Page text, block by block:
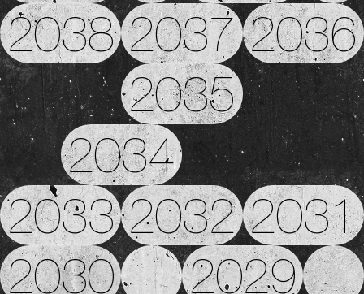
2038 2037 2036
2035
2034
2033 2032 2031
2030
2029